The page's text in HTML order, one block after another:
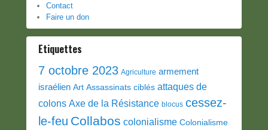
Contact
Faire un don
Etiquettes
7 octobre 2023 Agriculture armement
israélien Art Assassinats ciblés attaques de
colons Axe de la Résistance blocus cessez-
le-feu Collabos colonialisme Colonialisme